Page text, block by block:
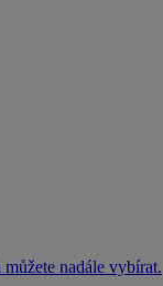
nadále vybírat.